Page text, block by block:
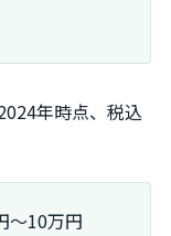
年時点、税込
～10万円